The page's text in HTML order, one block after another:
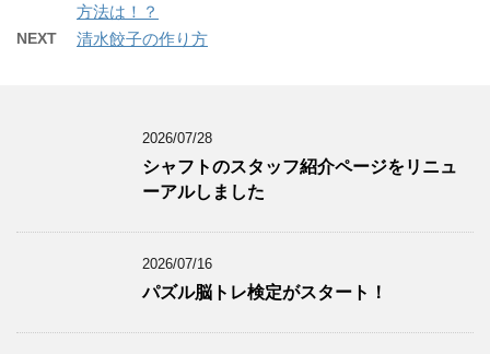
方法は！？
NEXT 清水餃子の作り方
2026/07/28
シャフトのスタッフ紹介ページをリニュ
ーアルしました
2026/07/16
パズル脳トレ検定がスタート！